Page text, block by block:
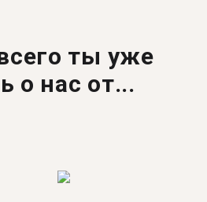
ты уже
о нас от...